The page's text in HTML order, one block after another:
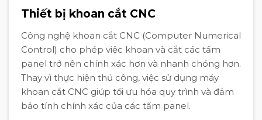
Thiết bị khoan cắt CNC
Công nghệ khoan cắt CNC (Computer Numerical
Control) cho phép việc khoan và cắt các tấm
panel trở nên chính xác hơn và nhanh chóng hơn.
Thay vì thực hiện thủ công, việc sử dụng máy
khoan cắt CNC giúp tối ưu hóa quy trình và đảm
bảo tính chính xác của các tấm panel.